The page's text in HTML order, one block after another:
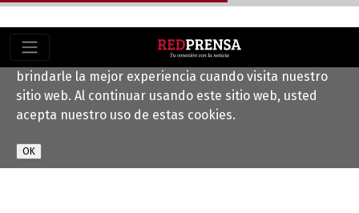
Este sitio web utiliza cookies para ayudarnos a
brindarle la mejor experiencia cuando visita nuestro
sitio web. Al continuar usando este sitio web, usted
acepta nuestro uso de estas cookies.